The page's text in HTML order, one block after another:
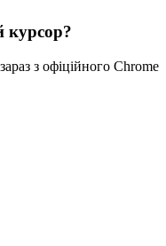
курсор?
з офіційного Chrome